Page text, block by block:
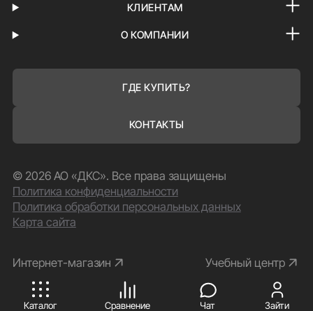
КЛИЕНТАМ
О КОМПАНИИ
ГДЕ КУПИТЬ?
КОНТАКТЫ
© 2026 АО «ДКС». Все права защищены
Политика конфиденциальности
Политика обработки персональных данных
Карта сайта
Интернет-магазин Учебный центр
Каталог Сравнение Чат Зайти